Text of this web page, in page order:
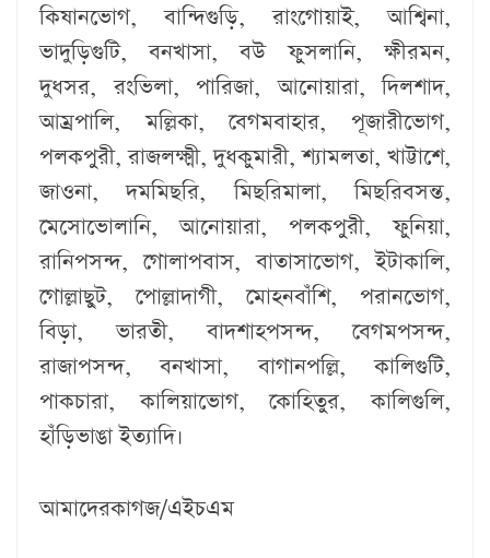
কিষানভোগ, বান্দিগুড়ি, রাংগোয়াই, আশ্বিনা,
ভাদুড়িগুটি, বনখাসা, বউ ফুসলানি, ক্ষীরমন,
দুধসর, রংভিলা, পারিজা, আনোয়ারা, দিলশাদ,
আম্রপালি, মল্লিকা, বেগমবাহার, পূজারীভোগ,
পলকপুরী, রাজলক্ষ্মী, দুধকুমারী, শ্যামলতা, খাট্টাশে,
জাওনা, দমমিছরি, মিছরিমালা, মিছরিবসন্ত,
মেসোভোলানি, আনোয়ারা, পলকপুরী, ফুনিয়া,
রানিপসন্দ, গোলাপবাস, বাতাসাভোগ, ইটাকালি,
গোল্লাছুট, পোল্লাদাগী, মোহনবাঁশি, পরানভোগ,
বিড়া, ভারতী, বাদশাহপসন্দ, বেগমপসন্দ,
রাজাপসন্দ, বনখাসা, বাগানপল্লি, কালিগুটি,
পাকচারা, কালিয়াভোগ, কোহিতুর, কালিগুলি,
হাঁড়িভাঙা ইত্যাদি।
আমাদেরকাগজ/এইচএম